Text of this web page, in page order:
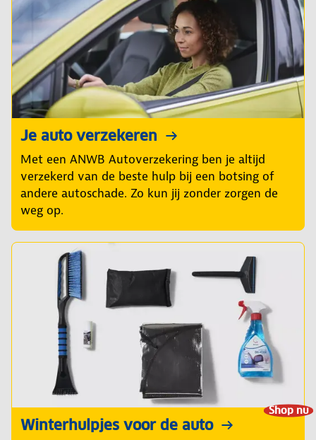
Je auto verzekeren
Met een ANWB Autoverzekering ben je altijd
verzekerd van de beste hulp bij een botsing of
andere autoschade. Zo kun jij zonder zorgen de
weg op.
Shop nu
Winterhulpjes voor de auto